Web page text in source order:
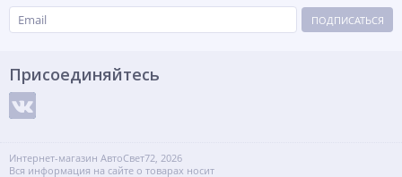
ПОДПИСАТЬСЯ
Присоединяйтесь
Интернет-магазин АвтоСвет72, 2026
Вся информация на сайте о товарах носит